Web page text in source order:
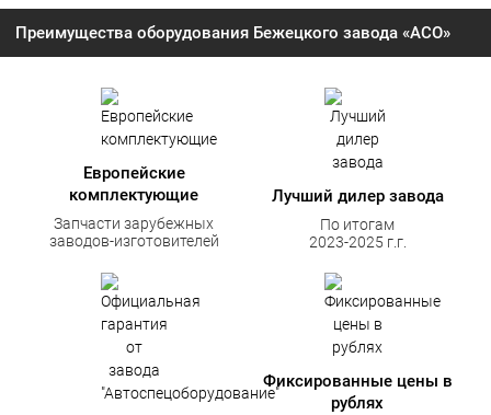
Преимущества оборудования Бежецкого завода «АСО»
Европейские
комплектующие
Запчасти зарубежных
заводов-изготовителей
Лучший дилер завода
По итогам
2023-2025 г.г.
Фиксированные цены в
рублях